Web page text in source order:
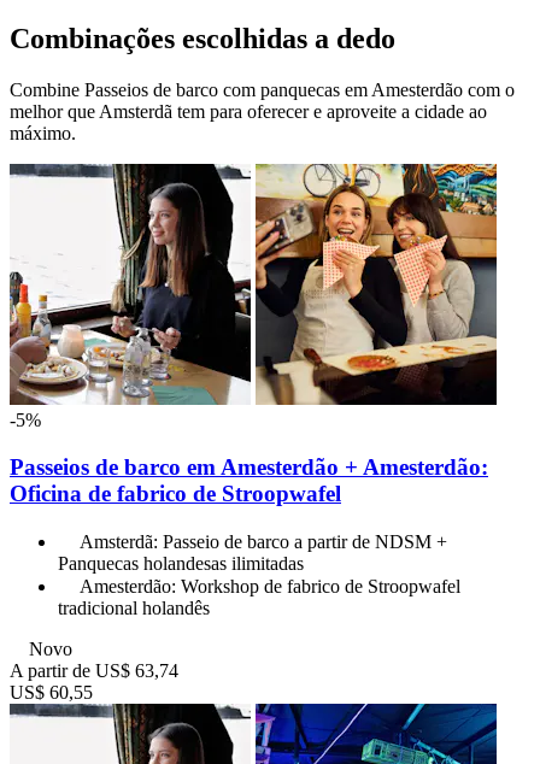
Combinações escolhidas a dedo
Combine Passeios de barco com panquecas em Amesterdão com o
melhor que Amsterdã tem para oferecer e aproveite a cidade ao
máximo.
-5%
Passeios de barco em Amesterdão + Amesterdão:
Oficina de fabrico de Stroopwafel
Amsterdã: Passeio de barco a partir de NDSM +
Panquecas holandesas ilimitadas
Amesterdão: Workshop de fabrico de Stroopwafel
tradicional holandês
Novo
A partir de US$ 63,74
US$ 60,55